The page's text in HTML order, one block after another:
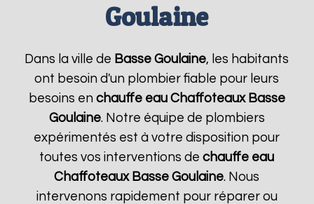
Goulaine
Dans la ville de Basse Goulaine, les habitants
ont besoin d'un plombier fiable pour leurs
besoins en chauffe eau Chaffoteaux Basse
Goulaine. Notre équipe de plombiers
expérimentés est à votre disposition pour
toutes vos interventions dechauffe eau
Chaffoteaux Basse Goulaine. Nous
intervenons rapidement pour réparer ou